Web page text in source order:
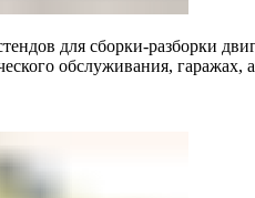
для сборки-разборки
обслуживания, гаражах,